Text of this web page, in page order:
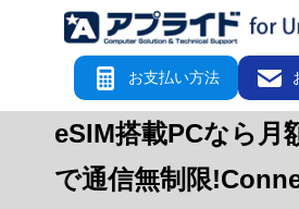
お支払い方法
eSIM搭載PCなら月
で通信無制限